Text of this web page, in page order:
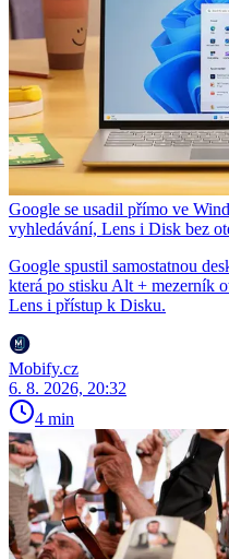
Google se usadil přímo ve
vyhledávání, Lens i Disk bez
Google spustil samostatnou
která po stisku Alt + mezerník
Lens i přístup k Disku.
Mobify.cz
6. 8. 2026, 20:32
4 min